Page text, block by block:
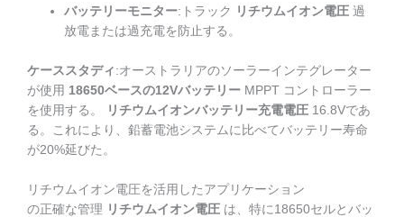
バッテリーモニター:トラック リチウムイオン電圧 過
放電または過充電を防止する。
ケーススタディ :オーストラリアのソーラーインテグレーター
が使用 18650ベースの12Vバッテリー MPPT コントローラー
を使用する。
リチウムイオンバッテリー充電電圧 16.8Vであ
る。これにより、鉛蓄電池システムに比べてバッテリー寿命
が20%延びた。
リチウムイオン電圧を活用したアプリケーション
の正確な管理 リチウムイオン電圧 は、特に18650セルとバッ